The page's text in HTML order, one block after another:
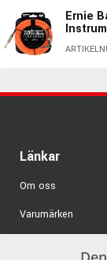
Superflexibel
Kraftig
Klar
Ernie
Länkar
Om oss
Varumärken